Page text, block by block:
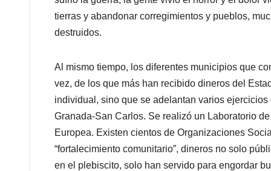
tierras y abandonar corregimientos y pueblos,
destruidos.
Al mismo tiempo, los diferentes municipios que
vez, de los que más han recibido dineros del
individual, sino que se adelantan varios
Granada-San Carlos. Se realizó un Laboratorio
Europea. Existen cientos de Organizaciones
“fortalecimiento comunitario”, dineros no solo
en el plebiscito, solo han servido para engordar